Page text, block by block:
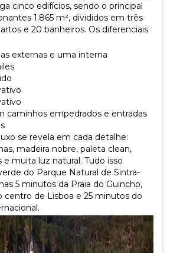
cinco edifícios, sendo o principal
1.865 m², divididos em três
e 20 banheiros. Os diferenciais
externas e uma interna
caminhos empedrados e entradas
se revela em cada detalhe:
madeira nobre, paleta clean,
e muita luz natural. Tudo isso
do Parque Natural de Sintra-
5 minutos da Praia do Guincho,
centro de Lisboa e 25 minutos do